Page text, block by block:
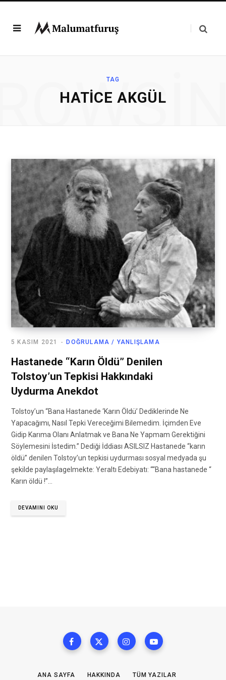
TAG
HATICE AKGÜL
DOĞRULAMA / YANLIŞLAMA
5 KASIM 2021
Hastanede “Karın Öldü” Denilen
Tolstoy’un Tepkisi Hakkındaki
Uydurma Anekdot
Tolstoy’un “Bana Hastanede ‘Karın Öldü’ Dediklerinde Ne
Yapacağımı, Nasıl Tepki Vereceğimi Bilemedim. İçimden Eve
Gidip Karıma Olanı Anlatmak ve Bana Ne Yapmam Gerektiğini
Söylemesini İstedim.” Dediği İddiası ASILSIZ Hastanede “karın
öldü” denilen Tolstoy’un tepkisi uydurması sosyal medyada şu
şekilde paylaşılagelmekte: Yeraltı Edebiyatı: ““Bana hastanede “
Karın öldü !”…
DEVAMINI OKU
ANA SAYFA HAKKINDA TÜM YAZILAR